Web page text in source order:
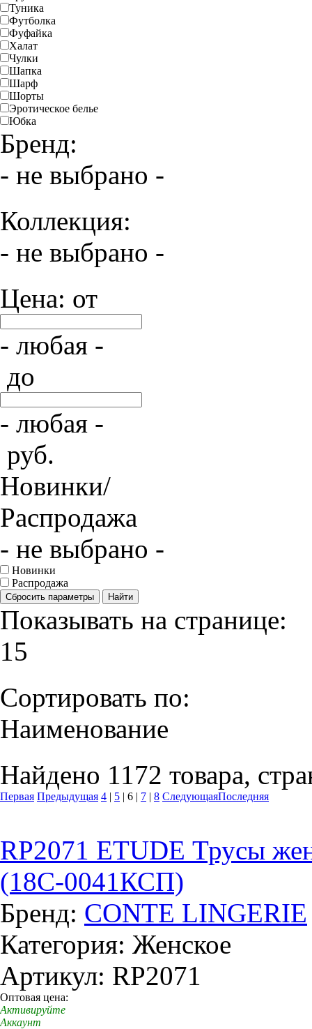
Туника
Футболка
Фуфайка
Халат
Чулки
Шапка
Шарф
Шорты
Эротическое белье
Юбка
Бренд:
- не выбрано -
Коллекция:
- не выбрано -
Цена: от
- любая -
до
- любая -
руб.
Новинки/
Распродажа
- не выбрано -
Новинки
Распродажа
Сбросить параметры Найти
Показывать на странице:
15
Сортировать по:
Наименование
Найдено 1172 товара,
Первая Предыдущая 4 | 5 | 6 | 7 | 8 СледующаяПоследняя
RP2071 ETUDE Трусы
(18С-0041КСП)
Бренд: CONTE LINGERIE
Категория: Женское
Артикул: RP2071
Оптовая цена:
Активируйте
Аккаунт